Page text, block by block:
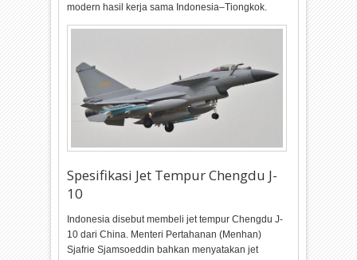
modern hasil kerja sama Indonesia–Tiongkok.
Spesifikasi Jet Tempur Chengdu J-
10
Indonesia disebut membeli jet tempur Chengdu J-
10 dari China. Menteri Pertahanan (Menhan)
Sjafrie Sjamsoeddin bahkan menyatakan jet